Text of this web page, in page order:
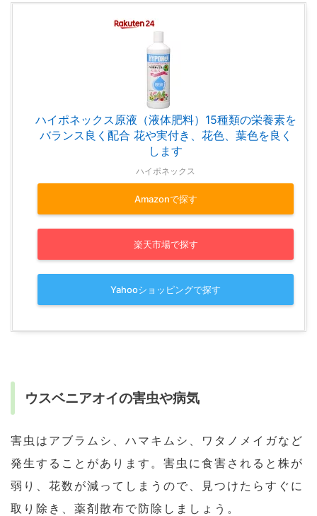
ハイポネックス原液（液体肥料）15種類の栄養素を
バランス良く配合 花や実付き、花色、葉色を良く
します
ハイポネックス
Amazonで探す
楽天市場で探す
Yahooショッピングで探す
ウスベニアオイの害虫や病気
害虫はアブラムシ、ハマキムシ、ワタノメイガなど
発生することがあります。害虫に食害されると株が
弱り、花数が減ってしまうので、見つけたらすぐに
取り除き、薬剤散布で防除しましょう。